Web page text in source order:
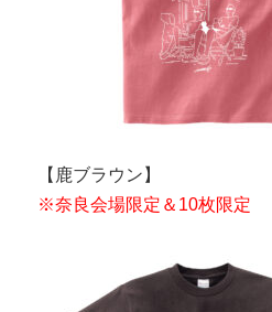
【鹿ブラウン】
※奈良会場限定＆10枚限定